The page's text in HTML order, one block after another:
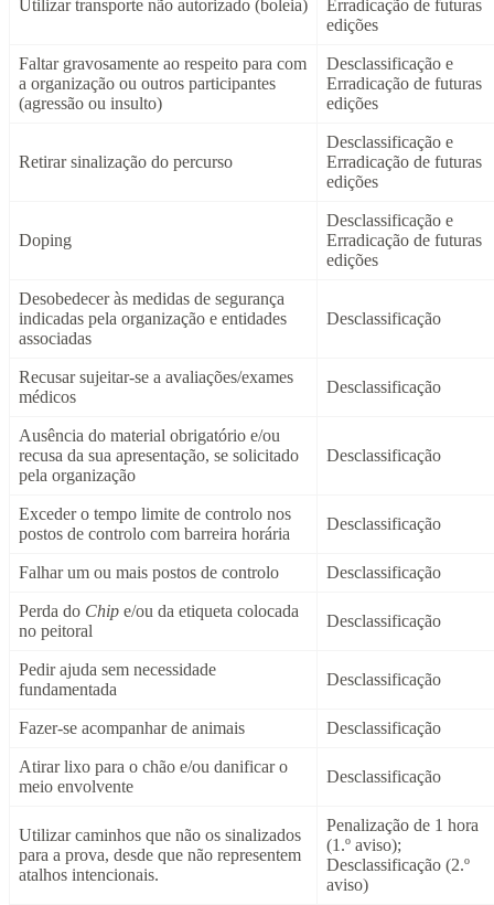
Utilizar transporte não autorizado (boleia)
Erradicação de futuras
edições
Faltar gravosamente ao respeito para com
a organização ou outros participantes
(agressão ou insulto)
Desclassificação e
Erradicação de futuras
edições
Retirar sinalização do percurso
Desclassificação e
Erradicação de futuras
edições
Doping
Desclassificação e
Erradicação de futuras
edições
Desobedecer às medidas de segurança
indicadas pela organização e entidades
associadas
Desclassificação
Recusar sujeitar-se a avaliações/exames
médicos
Desclassificação
Ausência do material obrigatório e/ou
recusa da sua apresentação, se solicitado
pela organização
Desclassificação
Exceder o tempo limite de controlo nos
postos de controlo com barreira horária
Desclassificação
Falhar um ou mais postos de controlo Desclassificação
Perda do Chip e/ou da etiqueta colocada
no peitoral
Desclassificação
Pedir ajuda sem necessidade
fundamentada
Desclassificação
Fazer-se acompanhar de animais Desclassificação
Atirar lixo para o chão e/ou danificar o
meio envolvente
Desclassificação
Utilizar caminhos que não os sinalizados
para a prova, desde que não representem
atalhos intencionais.
Penalização de 1 hora
(1.º aviso);
Desclassificação (2.º
aviso)